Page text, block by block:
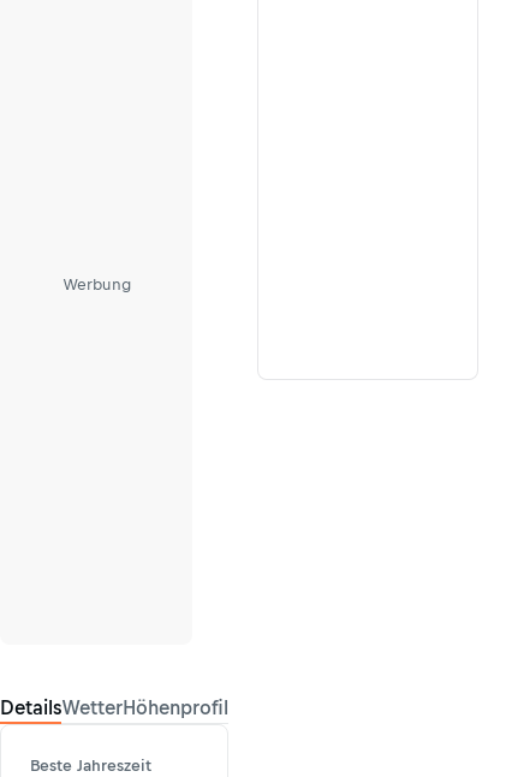
Werbung
DetailsWetterHöhenprofil
Beste Jahreszeit